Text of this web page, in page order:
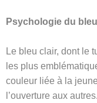
Psychologie du
Le bleu clair, dont le
les plus
couleur liée à la
l’ouverture aux